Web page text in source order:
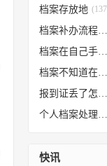
档案存放地
档案不知道在哪怎么办
报到证丢了怎么补办
个人档案处理方法
快讯